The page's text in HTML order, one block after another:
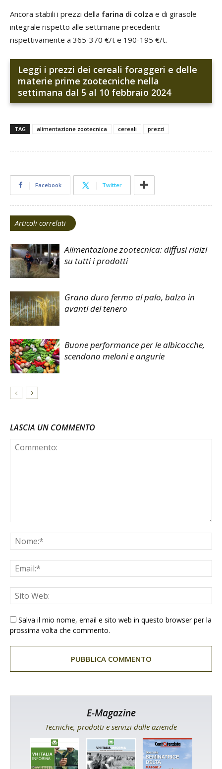
Ancora stabili i prezzi della farina di colza e di girasole
integrale rispetto alle settimane precedenti:
rispettivamente a 365-370 €/t e 190-195 €/t.
Leggi i prezzi dei cereali foraggeri e delle
materie prime zootecniche nella
settimana dal 5 al 10 febbraio 2024
TAG alimentazione zootecnica cereali prezzi
Facebook Twitter
Articoli correlati
Alimentazione zootecnica: diffusi rialzi
su tutti i prodotti
Grano duro fermo al palo, balzo in
avanti del tenero
Buone performance per le albicocche,
scendono meloni e angurie
LASCIA UN COMMENTO
Salva il mio nome, email e sito web in questo browser per la
prossima volta che commento.
E-Magazine
Tecniche, prodotti e servizi dalle aziende